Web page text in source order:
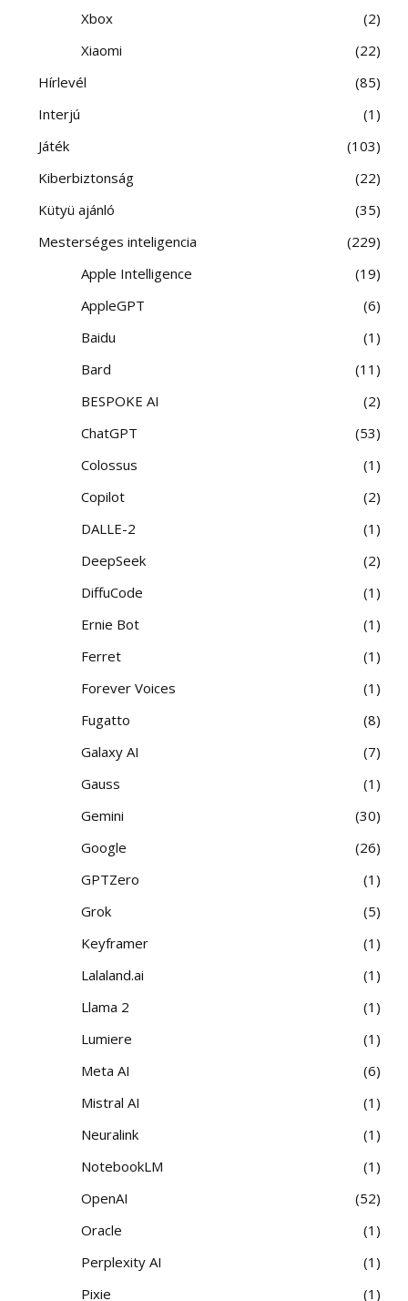
Xbox
2
Xiaomi
22
Hírlevél
85
Interjú
1
Játék
103
Kiberbiztonság
22
Kütyü ajánló
35
Mesterséges inteligencia
229
Apple Intelligence
19
AppleGPT
6
Baidu
1
Bard
11
BESPOKE AI
2
ChatGPT
53
Colossus
1
Copilot
2
DALLE-2
1
DeepSeek
2
DiffuCode
1
Ernie Bot
1
Ferret
1
Forever Voices
1
Fugatto
8
Galaxy AI
7
Gauss
1
Gemini
30
Google
26
GPTZero
1
Grok
5
Keyframer
1
Lalaland.ai
1
Llama 2
1
Lumiere
1
Meta AI
6
Mistral AI
1
Neuralink
1
NotebookLM
1
OpenAI
52
Oracle
1
Perplexity AI
1
Pixie
1